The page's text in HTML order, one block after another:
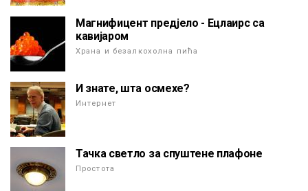
Магнифицент предјело - Ецлаирс са
кавијаром
Храна и безалкохолна пића
И знате, шта осмехе?
Интернет
Тачка светло за спуштене плафоне
Простота